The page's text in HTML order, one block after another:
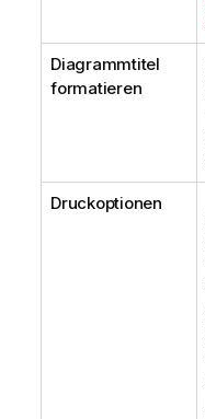
Diagrammtitel
formatieren
Druckoptionen